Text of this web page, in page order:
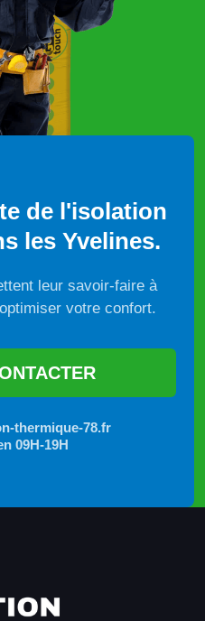
de l'isolation
les Yvelines.
leur savoir-faire à
votre confort.
thermique-78.fr
09H-19H